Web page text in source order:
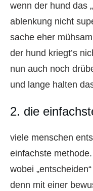
wenn der hund das
ablenkung nicht
sache eher
der hund kriegt’s
nun auch noch
und lange halten
2. die
viele menschen
einfachste methode.
wobei
denn mit einer